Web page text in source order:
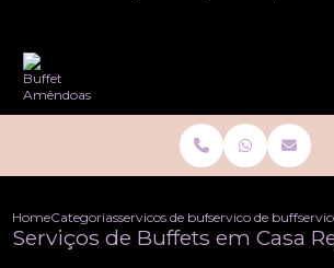
HomeCategoriasservicos de buffetservico de buffet
Serviços de Buffets em Casa